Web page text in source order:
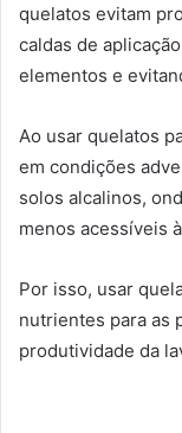
quelatos evitam
caldas de
elementos e
Ao usar quelatos
em condições
solos alcalinos,
menos acessíveis
Por isso, usar
nutrientes para as
produtividade da